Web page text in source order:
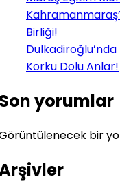
Birliği!
Korku Dolu Anlar!
yorumlar
bir